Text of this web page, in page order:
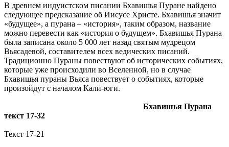
В древнем индуистском писании Бхавишья Пуране найдено
следующее предсказание об Иисусе Христе. Бхавишья значит
«будущее», а пурана – «история», таким образом, название
можно перевести как «история о будущем». Бхавишья Пурана
была записана около 5 000 лет назад святым мудрецом
Вьясадевой, составителем всех ведических писаний.
Традиционно Пураны повествуют об исторических событиях,
которые уже происходили во Вселенной, но в случае
Бхавишья пураны Вьяса повествует о событиях, которые
произойдут с началом Кали-юги.
Бхавишья Пурана
текст 17-32
Текст 17-21